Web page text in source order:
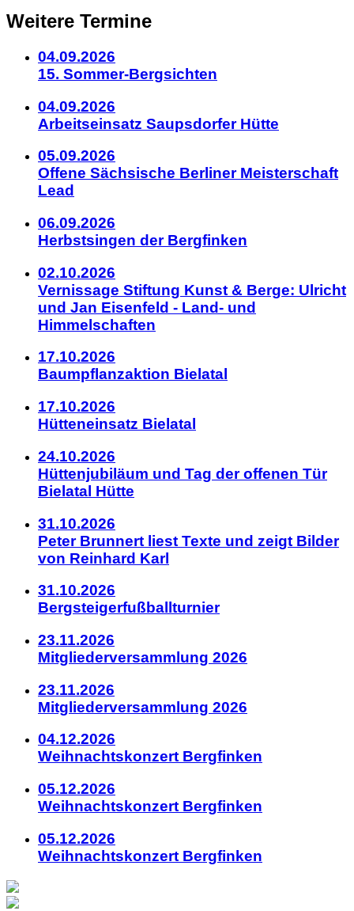
Weitere Termine
04.09.2026
15. Sommer-Bergsichten
04.09.2026
Arbeitseinsatz Saupsdorfer Hütte
05.09.2026
Offene Sächsische Berliner Meisterschaft
Lead
06.09.2026
Herbstsingen der Bergfinken
02.10.2026
Vernissage Stiftung Kunst & Berge: Ulricht
und Jan Eisenfeld - Land- und
Himmelschaften
17.10.2026
Baumpflanzaktion Bielatal
17.10.2026
Hütteneinsatz Bielatal
24.10.2026
Hüttenjubiläum und Tag der offenen Tür
Bielatal Hütte
31.10.2026
Peter Brunnert liest Texte und zeigt Bilder
von Reinhard Karl
31.10.2026
Bergsteigerfußballturnier
23.11.2026
Mitgliederversammlung 2026
23.11.2026
Mitgliederversammlung 2026
04.12.2026
Weihnachtskonzert Bergfinken
05.12.2026
Weihnachtskonzert Bergfinken
05.12.2026
Weihnachtskonzert Bergfinken